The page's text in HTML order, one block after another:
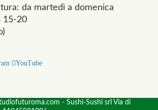
da martedì a domenica
15-20
YouTube
- Sushi-Sushi srl Via di